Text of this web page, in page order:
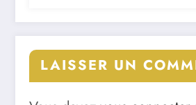
LAISSER UN